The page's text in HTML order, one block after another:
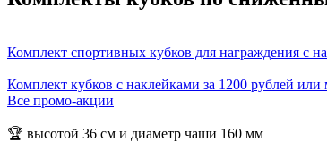
Комплект спортивных кубков для награждения с
Комплект кубков с наклейками за 1200 рублей
Все промо-акции
🏆 высотой 36 см и диаметр чаши 160 мм